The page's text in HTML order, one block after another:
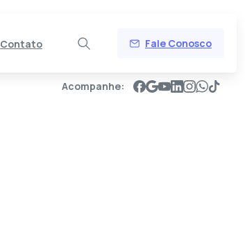
Contato Fale Conosco
Acompanhe: